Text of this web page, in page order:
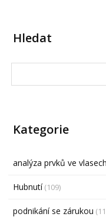
Hledat
Kategorie
analýza prvků ve vlasech
Hubnutí(109)
podnikání se zárukou